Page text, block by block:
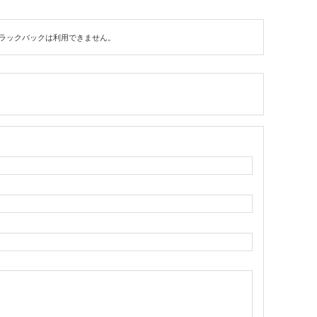
ックバックは利用できません。